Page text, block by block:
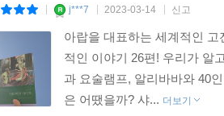
j***7 2023-03-14 신고
아랍을 대표하는 세계적인
적인 이야기 26편! 우리가 알
과 요술램프, 알리바바와 40
은 어땠을까? 샤... 더보기